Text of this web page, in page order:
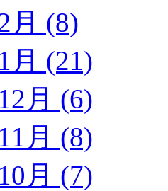
月 (8)
月 (21)
月 (6)
月 (8)
月 (7)